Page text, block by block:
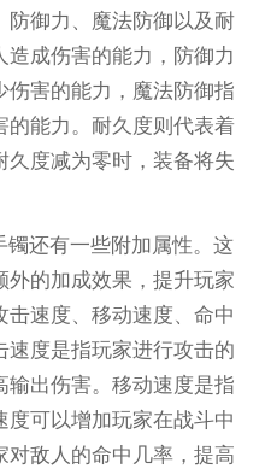
防御力、魔法防御以及耐
成伤害的能力，防御力
伤害的能力，魔法防御指
的能力。耐久度则代表着
度减为零时，装备将失
镯还有一些附加属性。这
的加成效果，提升玩家
速度、移动速度、命中
度是指玩家进行攻击的
出伤害。移动速度是指
可以增加玩家在战斗中
对敌人的命中几率，提高